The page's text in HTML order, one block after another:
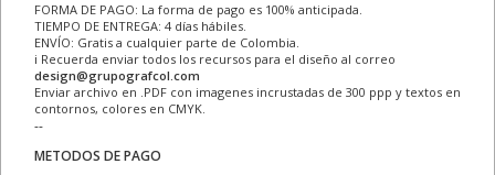
FORMA DE PAGO: La forma de pago es 100% anticipada.
TIEMPO DE ENTREGA: 4 días hábiles.
ENVÍO: Gratis a cualquier parte de Colombia.
ℹ Recuerda enviar todos los recursos para el diseño al correo
design@grupografcol.com
Enviar archivo en .PDF con imagenes incrustadas de 300 ppp y textos en
contornos, colores en CMYK.
--
METODOS DE PAGO